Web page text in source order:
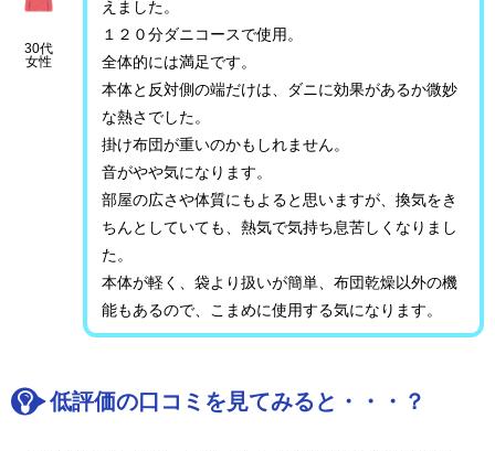
30代
女性
えました。
１２０分ダニコースで使用。
全体的には満足です。
本体と反対側の端だけは、ダニに効果があるか微妙
な熱さでした。
掛け布団が重いのかもしれません。
音がやや気になります。
部屋の広さや体質にもよると思いますが、換気をき
ちんとしていても、熱気で気持ち息苦しくなりまし
た。
本体が軽く、袋より扱いが簡単、布団乾燥以外の機
能もあるので、こまめに使用する気になります。
低評価の口コミを見てみると・・・？